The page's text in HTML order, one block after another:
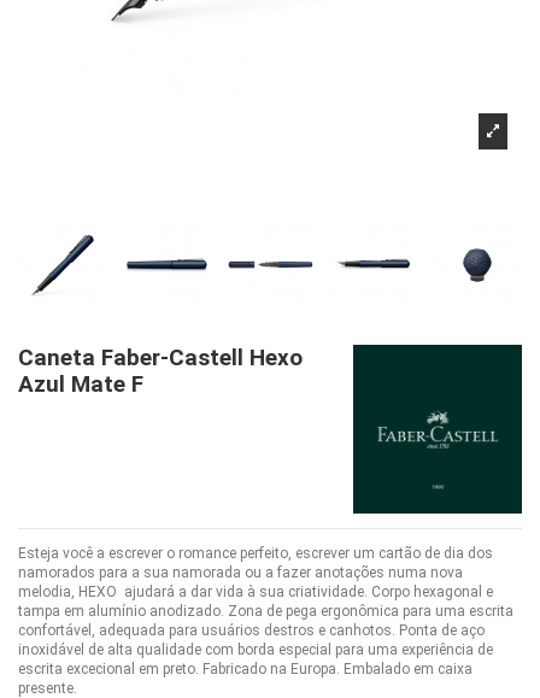
Caneta Faber-Castell Hexo
Azul Mate F
Esteja você a escrever o romance perfeito, escrever um cartão de dia dos
namorados para a sua namorada ou a fazer anotações numa nova
melodia, HEXO ajudará a dar vida à sua criatividade. Corpo hexagonal e
tampa em alumínio anodizado. Zona de pega ergonômica para uma escrita
confortável, adequada para usuários destros e canhotos. Ponta de aço
inoxidável de alta qualidade com borda especial para uma experiência de
escrita excecional em preto. Fabricado na Europa. Embalado em caixa
presente.